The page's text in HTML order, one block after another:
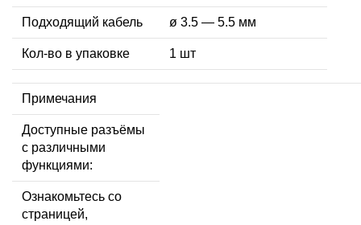
Подходящий кабель ø 3.5 — 5.5 мм
Кол-во в упаковке 1 шт
Примечания
Доступные разъёмы
с различными
функциями:
Ознакомьтесь со
страницей,